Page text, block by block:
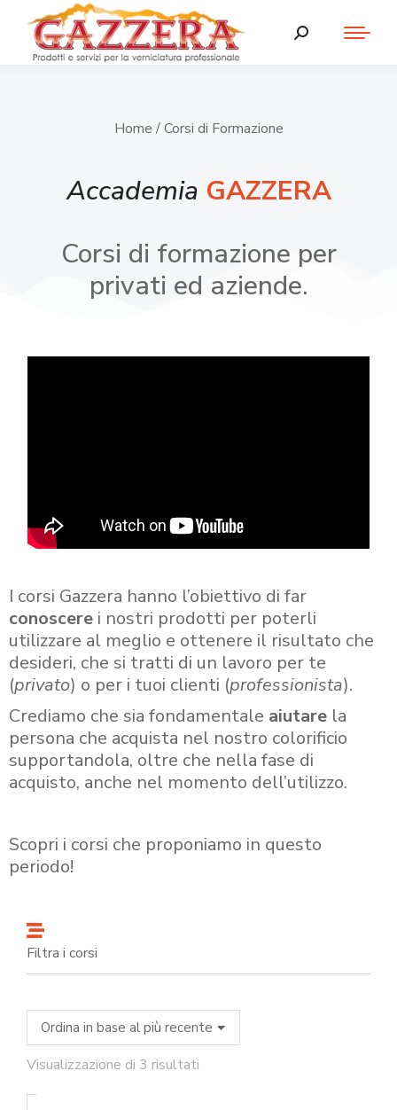
Home / Corsi di Formazione
Accademia GAZZERA
Corsi di formazione per
privati ed aziende.
I corsi Gazzera hanno l’obiettivo di far
conoscere i nostri prodotti per poterli
utilizzare al meglio e ottenere il risultato che
desideri, che si tratti di un lavoro per te
(privato) o per i tuoi clienti (professionista).
Crediamo che sia fondamentale aiutare la
persona che acquista nel nostro colorificio
supportandola, oltre che nella fase di
acquisto, anche nel momento dell’utilizzo.
Scopri i corsi che proponiamo in questo
periodo!
Filtra i corsi
Visualizzazione di 3 risultati